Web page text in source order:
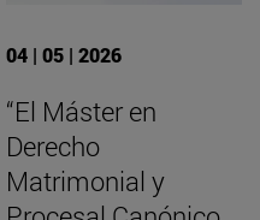
04 | 05 | 2026
“El Máster en
Derecho
Matrimonial y